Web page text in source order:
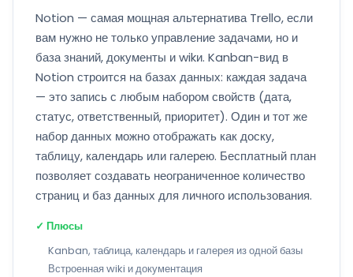
Notion — самая мощная альтернатива Trello, если
вам нужно не только управление задачами, но и
база знаний, документы и wikи. Kanban-вид в
Notion строится на базах данных: каждая задача
— это запись с любым набором свойств (дата,
статус, ответственный, приоритет). Один и тот же
набор данных можно отображать как доску,
таблицу, календарь или галерею. Бесплатный план
позволяет создавать неограниченное количество
страниц и баз данных для личного использования.
✓ Плюсы
Kanban, таблица, календарь и галерея из одной базы
Встроенная wiki и документация